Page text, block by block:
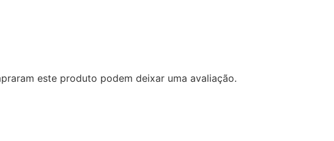
este produto podem deixar uma avaliação.